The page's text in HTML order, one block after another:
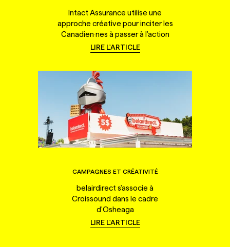
Intact Assurance utilise une
approche créative pour inciter les
Canadien·nes à passer à l'action
LIRE L'ARTICLE
CAMPAGNES ET CRÉATIVITÉ
belairdirect s'associe à
Croissound dans le cadre
d'Osheaga
LIRE L'ARTICLE